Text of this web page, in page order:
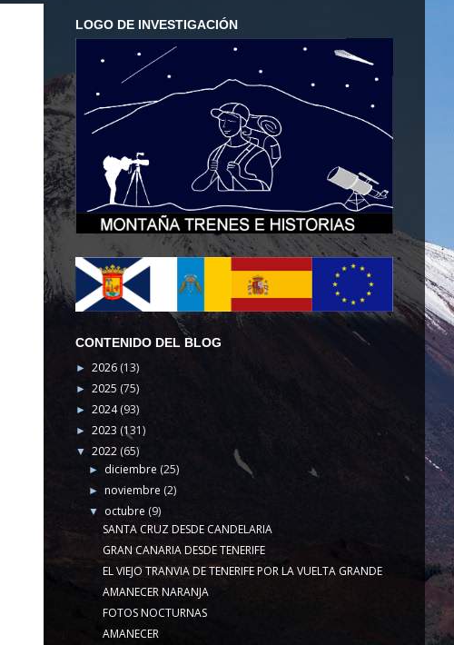
LOGO DE INVESTIGACIÓN
CONTENIDO DEL BLOG
► 2026(13)
► 2025 (75)
► 2024(93)
► 2023 (131)
▼ 2022 (65)
► diciembre (25)
►noviembre(2)
▼ octubre (9)
SANTA CRUZ DESDE CANDELARIA
GRAN CANARIA DESDE TENERIFE
EL VIEJO TRANVIA DE TENERIFE POR LA VUELTA GRANDE
AMANECER NARANJA
FOTOS NOCTURNAS
AMANECER